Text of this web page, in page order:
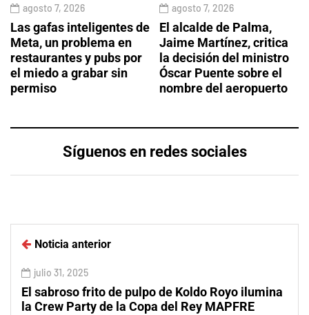
agosto 7, 2026
Las gafas inteligentes de
Meta, un problema en
restaurantes y pubs por
el miedo a grabar sin
permiso
agosto 7, 2026
El alcalde de Palma,
Jaime Martínez, critica
la decisión del ministro
Óscar Puente sobre el
nombre del aeropuerto
Síguenos en redes sociales
Noticia anterior
julio 31, 2025
El sabroso frito de pulpo de Koldo Royo ilumina
la Crew Party de la Copa del Rey MAPFRE